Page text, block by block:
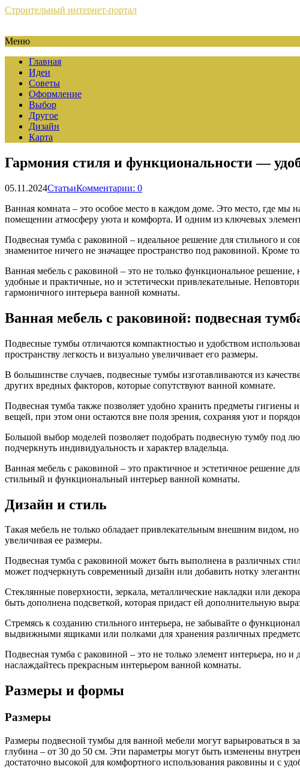
Строительный интернет-портал
Меню
Главная
Идеи
Советы
Оформление
Выбор
Другое
Дизайн
Карта
Гармония стиля и функциональности —
05.11.2024СтатьиКомментарии: 0
Ванная комната – это особое место в каждом доме. Это место, где мы
помещении атмосферу уюта и комфорта. И одним из ключевых
Подвесная тумба с раковиной – идеальное решение для стильного и
знаменитое ничего не значащее пространство под раковиной. Кроме
Ванная мебель с раковиной – это не только функциональное
удобные и практичные, но и эстетически привлекательные.
гармоничного интерьера ванной комнаты.
Ванная мебель с раковиной: подвесная
Подвесные тумбы отличаются компактностью и удобством
пространству легкость и визуально увеличивает его размеры.
В большинстве случаев, подвесные тумбы изготавливаются из
других вредных факторов, которые сопутствуют ванной комнате.
Подвесная тумба также позволяет удобно хранить предметы
вещей, при этом они остаются вне поля зрения, сохраняя уют и
Большой выбор моделей позволяет подобрать подвесную тумбу под
подчеркнуть индивидуальность и характер владельца.
Ванная мебель с раковиной – это практичное и эстетичное решение
стильный и функциональный интерьер ванной комнаты.
Дизайн и стиль
Такая мебель не только обладает привлекательным внешним видом,
увеличивая ее размеры.
Подвесная тумба с раковиной может быть выполнена в различных
может подчеркнуть современный дизайн или добавить нотку
Стеклянные поверхности, зеркала, металлические накладки или
быть дополнена подсветкой, которая придаст ей дополнительную
Стремясь к созданию стильного интерьера, не забывайте о
выдвижными ящиками или полками для хранения различных
Подвесная тумба с раковиной – это не только элемент интерьера, но
наслаждайтесь прекрасным интерьером ванной комнаты.
Размеры и формы
Размеры
Размеры подвесной тумбы для ванной мебели могут варьироваться в
глубина – от 30 до 50 см. Эти параметры могут быть изменены
достаточно высокой для комфортного использования раковины и с